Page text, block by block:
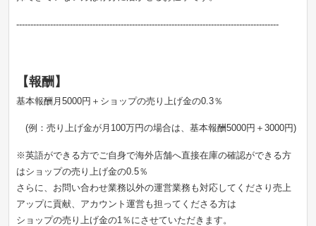
---------------------------------------------------------------------------------------------
【報酬】
基本報酬月5000円＋ショップの売り上げ金の0.3％
(例：売り上げ金が月100万円の場合は、基本報酬5000円＋3000円)
※英語ができる方でご自身で海外店舗へ直接在庫の確認ができる方
はショップの売り上げ金の0.5％
さらに、お問い合わせ業務以外の運営業務も対応してくださり売上
アップに貢献、アカウント運営も担ってくださる方は
ショップの売り上げ金の1％にさせていただきます。